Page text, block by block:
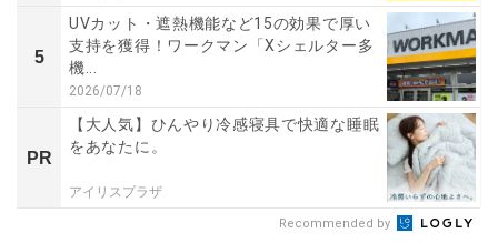
5
UVカット・遮熱機能など15の効果で厚い
支持を獲得！ワークマン「Xシェルター多
機...
2026/07/18
PR
【大人気】ひんやり冷感寝具で快適な睡眠
をあなたに。
アイリスプラザ
Recommended by